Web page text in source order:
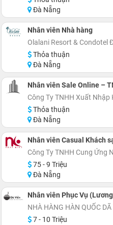
Đà Nẵng
Nhân viên Nhà hàng
Olalani Resort & Condotel
Thỏa thuận
Đà Nẵng
Nhân viên Sale Online –
Công Ty TNHH Xuất
Thỏa thuận
Đà Nẵng
Nhân viên Casual Khách
Công Ty TNHH Cung Ứng
75 - 9 Triệu
Đà Nẵng
Nhân viên Phục Vụ
NHÀ HÀNG HÀN QUỐC DÃ
7 - 10 Triệu